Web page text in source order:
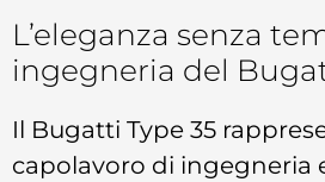
L’eleganza senza
ingegneria del
Il Bugatti Type 35
capolavoro di ingegneria